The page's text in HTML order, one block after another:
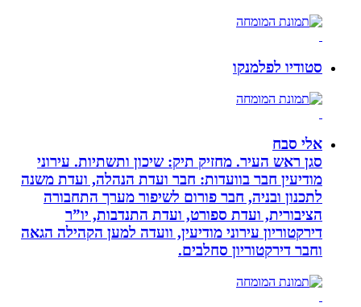
סטודיו לפלמנקו
אלי סבח
סגן ראש העיר. מחזיק תיק: שיכון ותשתיות. עירוני
מודיעין חבר בוועדות: חבר ועדת הנהלה, ועדת משנה
לתכנון ובניה, חבר פורום לשיפור מערך התחבורה
הציבורית, ועדת ספורט, ועדת התנדבות, יו”ר
דירקטוריון עירוני מודיעין, וועדה למען הקהילה הגאה
וחבר דירקטוריון סחלבים.